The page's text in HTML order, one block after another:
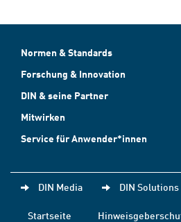
Normen & Standards
Forschung & Innovation
DIN & seine Partner
Mitwirken
Service für Anwender*innen
DIN Media DIN Solutions
Startseite